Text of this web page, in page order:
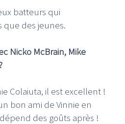
batteurs qui
que des jeunes.
Nicko McBrain, Mike
Colaiuta, il est excellent !
bon ami de Vinnie en
des goûts après !